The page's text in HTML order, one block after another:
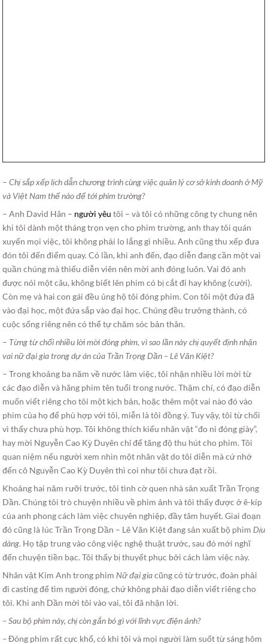
– Chị sắp xếp lịch dẫn chương trình cùng việc quản lý cơ sở kinh doanh ở Mỹ
và Việt Nam thế nào để tới phim trường?
– Anh David Hân – người yêu tôi – và tôi có những công ty chung nên
khi tôi dành một tháng trọn vẹn cho phim trường, anh thay tôi quán
xuyến mọi việc, tôi không phải lo lắng gì nhiều. Anh cũng thu xếp đưa
đón tôi đến điểm quay. Có lần, khi anh đến, đạo diễn đang cần một vai
quần chúng mà thiếu diễn viên nên mời anh đóng luôn. Vai đó anh
được nói một câu, không biết lên phim có bị cắt đi hay không (cười).
Còn mẹ và hai con gái đều ủng hộ tôi đóng phim. Con tôi một đứa đã
vào đại học, một đứa sắp vào đại học. Chúng đều trưởng thành, có
cuộc sống riêng nên có thể tự chăm sóc bản thân.
– Từng từ chối nhiều lời mời đóng phim, vì sao lần này chị quyết định nhận
vai nữ đại gia trong dự án của Trần Trọng Dần – Lê Văn Kiệt?
– Trong khoảng ba năm về nước làm việc, tôi nhận nhiều lời mời từ
các đạo diễn và hãng phim tên tuổi trong nước. Thậm chí, có đạo diễn
muốn viết riêng cho tôi một kịch bản, hoặc thêm một vai nào đó vào
phim của họ để phù hợp với tôi, miễn là tôi đồng ý. Tuy vậy, tôi từ chối
vì thấy chưa phù hợp. Tôi không thích kiểu nhân vật “đo ni đóng giày”,
hay mời Nguyễn Cao Kỳ Duyên chỉ để tăng độ thu hút cho phim. Tôi
quan niệm nếu người xem nhìn một nhân vật do tôi diễn mà cứ nhớ
đến cô Nguyễn Cao Kỳ Duyên thì coi như tôi chưa đạt rồi.
Khoảng hai năm rưỡi trước, tôi tình cờ quen nhà sản xuất Trần Trọng
Dần. Chúng tôi trò chuyện nhiều về phim ảnh và tôi thấy được ở ê-kíp
của anh phong cách làm việc chuyên nghiệp, đầy tâm huyết. Giai đoạn
đó cũng là lúc Trần Trọng Dần – Lê Văn Kiệt đang sản xuất bộ phim Dịu
dàng. Họ tập trung vào công việc nghệ thuật trước, sau đó mới nghĩ
đến chuyện tiền bạc. Tôi thấy bị thuyết phục bởi cách làm việc này.
Nhân vật Kim Anh trong phim Nữ đại giacũng có từ trước, đoàn phải
đi casting để tìm người đóng, chứ không phải đạo diễn viết riêng cho
tôi. Khi anh Dần mời tôi vào vai, tôi đã nhận lời.
– Sau bộ phim này, chị còn gắn bó gì với lĩnh vực điện ảnh?
–Đóng phim rất cực khổ, có khi tôi và mọi người làm suốt từ sáng hôm